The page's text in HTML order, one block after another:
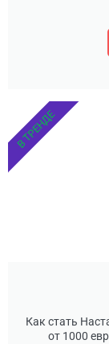
Как стать
от 1000
В ТРЕНДЕ